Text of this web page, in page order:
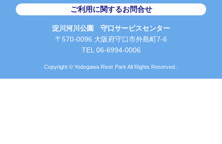
ご利用に関するお問合せ
淀川河川公園 守口サービスセンター
〒570-0096 大阪府守口市外島町7-6
TEL 06-6994-0006
Copyright © Yodogawa River Park All Rights Reserved..